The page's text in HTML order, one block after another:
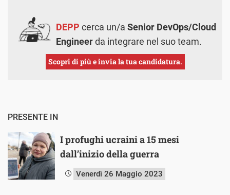
DEPP cerca un/a Senior DevOps/Cloud
Engineerda integrare nel suo team.
Scopri di più e invia la tua candidatura.
PRESENTE IN
I profughi ucraini a 15 mesi
dall’inizio della guerra
Venerdì 26 Maggio 2023